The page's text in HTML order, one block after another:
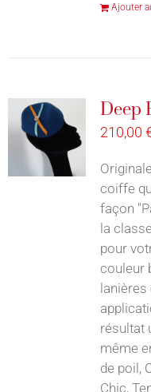
Ajouter
Deep
210,00
coiffe
façon
la
pour
couleur
lanières
résultat
même
de poil,
Chic,